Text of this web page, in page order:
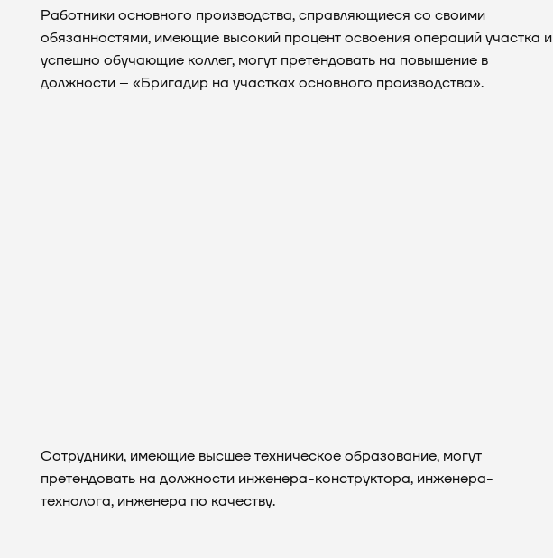
Работники основного производства, справляющиеся со своими
обязанностями, имеющие высокий процент освоения операций участка и
успешно обучающие коллег, могут претендовать на повышение в
должности – «Бригадир на участках основного производства».
Сотрудники, имеющие высшее техническое образование, могут
претендовать на должности инженера-конструктора, инженера-
технолога, инженера по качеству.